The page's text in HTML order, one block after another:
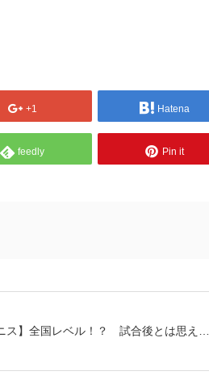
+1 Hatena
feedly Pin it
ス】全国レベル！？ 試合後とは思え…